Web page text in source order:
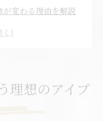
が変わる理由を解説
新トレンド情報
お手入れ法とは
ブロウデザイン術
理想のアイブ